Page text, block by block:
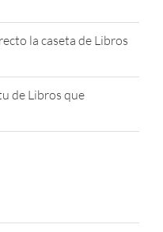
la caseta de Libros
de Libros que